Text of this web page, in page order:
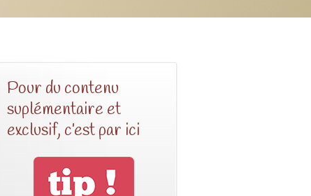
Pour du contenu
suplémentaire et
exclusif, c’est par ici